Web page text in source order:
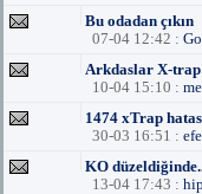
Bu odadan çıkın
07-04 12:42 :
Arkdaslar X-trap
10-04 15:10 :
1474 xTrap
30-03 16:51 :
KO
13-04 17:43 :